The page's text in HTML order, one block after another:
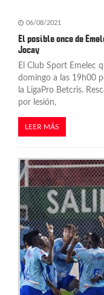
ó
n
d
e
e
r
a
d
a
s
06/08/2021
El posible once de
Jocay
El Club Sport Emelec
domingo a las 19h00
la LigaPro Betcris.
por lesión,
LEER MÁS